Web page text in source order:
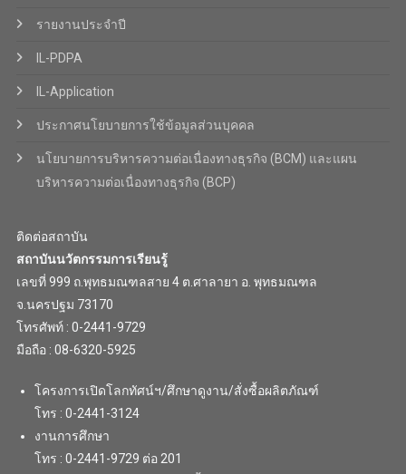
รายงานประจำปี
IL-PDPA
IL-Application
ประกาศนโยบายการใช้ข้อมูลส่วนบุคคล
นโยบายการบริหารความต่อเนื่องทางธุรกิจ (BCM) และแผน
บริหารความต่อเนื่องทางธุรกิจ (BCP)
ติดต่อสถาบัน
สถาบันนวัตกรรมการเรียนรู้
เลขที่ 999 ถ.พุทธมณฑลสาย 4 ต.ศาลายา อ. พุทธมณฑล
จ.นครปฐม 73170
โทรศัพท์ : 0-2441-9729
มือถือ : 08-6320-5925
โครงการเปิดโลกทัศน์ฯ/ศึกษาดูงาน/สั่งซื้อผลิตภัณฑ์
โทร : 0-2441-3124
งานการศึกษา
โทร : 0-2441-9729 ต่อ 201